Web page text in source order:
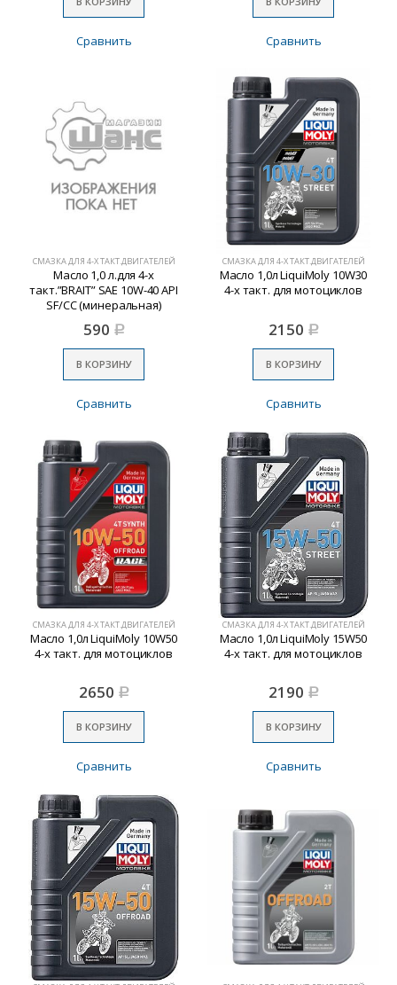
Сравнить Сравнить
СМАЗКА ДЛЯ 4-Х ТАКТ.ДВИГАТЕЛЕЙ
Масло 1,0 л.для 4-х
такт.”BRAIT” SAE 10W-40 API
SF/CC (минеральная)
590 Р
В КОРЗИНУ
Сравнить
СМАЗКА ДЛЯ 4-Х ТАКТ.ДВИГАТЕЛЕЙ
Масло 1,0л LiquiMoly 10W30
4-х такт. для мотоциклов
2150 Р
В КОРЗИНУ
Сравнить
СМАЗКА ДЛЯ 4-Х ТАКТ.ДВИГАТЕЛЕЙ
Масло 1,0л LiquiMoly 10W50
4-х такт. для мотоциклов
2650 Р
В КОРЗИНУ
Сравнить
СМАЗКА ДЛЯ 4-Х ТАКТ.ДВИГАТЕЛЕЙ
Масло 1,0л LiquiMoly 15W50
4-х такт. для мотоциклов
2190 Р
В КОРЗИНУ
Сравнить